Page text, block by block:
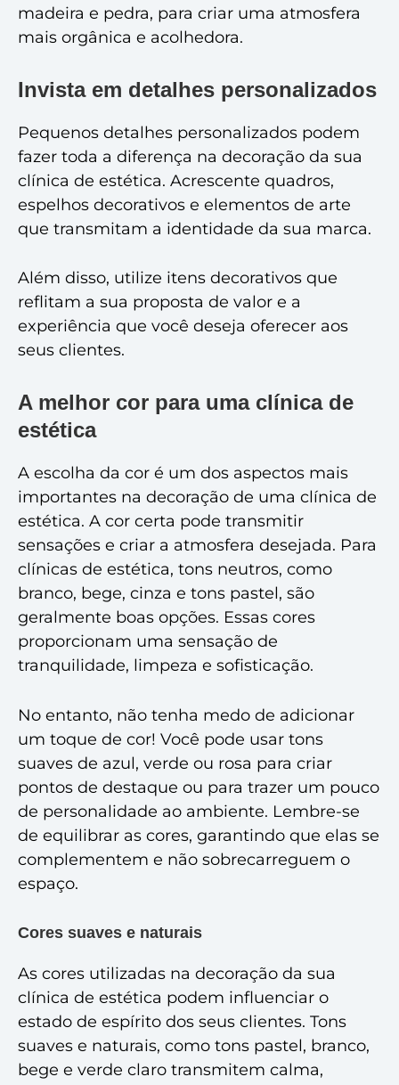
madeira e pedra, para criar uma atmosfera
mais orgânica e acolhedora.
Invista em detalhes personalizados
Pequenos detalhes personalizados podem
fazer toda a diferença na decoração da sua
clínica de estética. Acrescente quadros,
espelhos decorativos e elementos de arte
que transmitam a identidade da sua marca.
Além disso, utilize itens decorativos que
reflitam a sua proposta de valor e a
experiência que você deseja oferecer aos
seus clientes.
A melhor cor para uma clínica de
estética
A escolha da cor é um dos aspectos mais
importantes na decoração de uma clínica de
estética. A cor certa pode transmitir
sensações e criar a atmosfera desejada. Para
clínicas de estética, tons neutros, como
branco, bege, cinza e tons pastel, são
geralmente boas opções. Essas cores
proporcionam uma sensação de
tranquilidade, limpeza e sofisticação.
No entanto, não tenha medo de adicionar
um toque de cor! Você pode usar tons
suaves de azul, verde ou rosa para criar
pontos de destaque ou para trazer um pouco
de personalidade ao ambiente. Lembre-se
de equilibrar as cores, garantindo que elas se
complementem e não sobrecarreguem o
espaço.
Cores suaves e naturais
As cores utilizadas na decoração da sua
clínica de estética podem influenciar o
estado de espírito dos seus clientes. Tons
suaves e naturais, como tons pastel, branco,
bege e verde claro transmitem calma,